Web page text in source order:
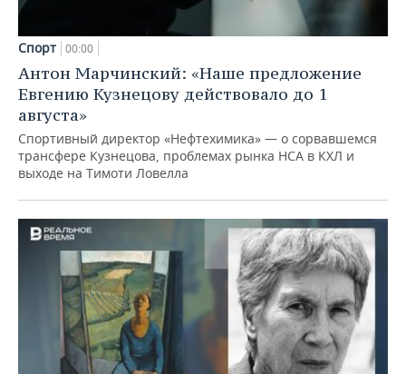
Спорт 00:00
Антон Марчинский: «Наше предложение
Евгению Кузнецову действовало до 1
августа»
Спортивный директор «Нефтехимика» — о сорвавшемся
трансфере Кузнецова, проблемах рынка НСА в КХЛ и
выходе на Тимоти Ловелла